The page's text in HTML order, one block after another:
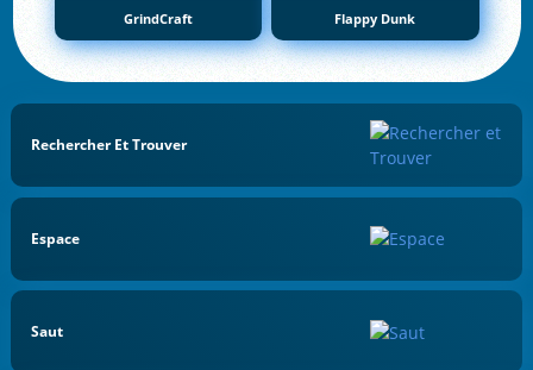
GrindCraft Flappy Dunk
Rechercher Et Trouver
Espace
Saut